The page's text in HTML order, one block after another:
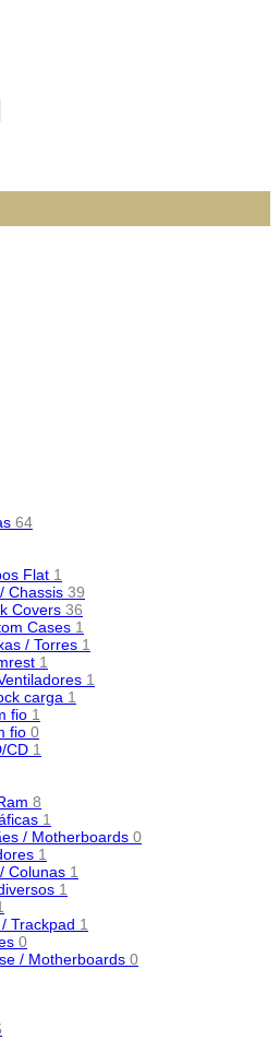
64
Flat 1
Chassis 39
Covers 36
Cases 1
/ Torres 1
1
1
carga 1
fio 1
fio 0
CD 1
8
1
/ Motherboards 0
1
Colunas 1
1
Trackpad 1
0
/ Motherboards 0